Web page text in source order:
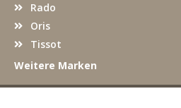
Rado
Oris
Tissot
Weitere Marken